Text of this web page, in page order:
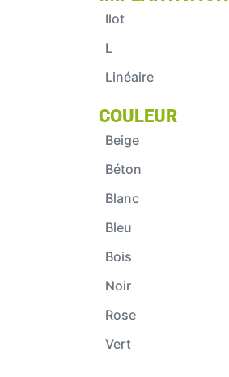
Ilot
L
Linéaire
COULEUR
Beige
Béton
Blanc
Bleu
Bois
Noir
Rose
Vert